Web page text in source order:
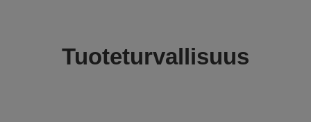
Tuoteturvallisuus